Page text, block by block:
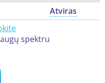
Atviras
spektru